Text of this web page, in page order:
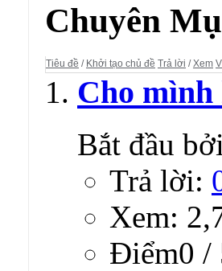
Chuyên
Tiêu đề / Khởi tạo chủ đề Trả lời /Xem
Cho mình
Bắt đầu bởi
Trả lời:
Xem:
Ðiểm0 /